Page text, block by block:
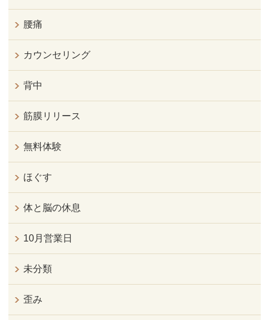
腰痛
カウンセリング
背中
筋膜リリース
無料体験
ほぐす
体と脳の休息
10月営業日
未分類
歪み